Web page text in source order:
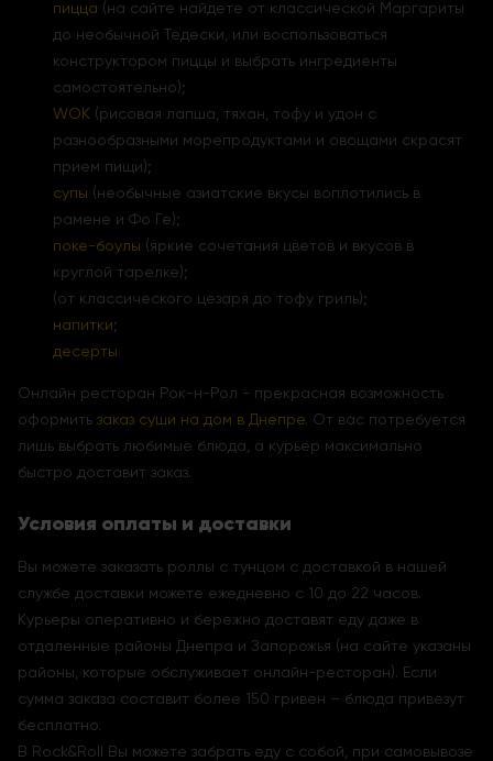
пицца (на сайте найдете от классической Маргариты
до необычной Тедески, или воспользоваться
конструктором пиццы и выбрать ингредиенты
самостоятельно);
WOK (рисовая лапша, тяхан, тофу и удон с
разнообразными морепродуктами и овощами скрасят
прием пищи);
супы (необычные азиатские вкусы воплотились в
рамене и Фо Ге);
поке-боулы (яркие сочетания цветов и вкусов в
круглой тарелке);
(от классического цезаря до тофу гриль);
напитки;
десерты.
Онлайн ресторан Рок-н-Рол - прекрасная возможность
оформить заказ суши на дом в Днепре. От вас потребуется
лишь выбрать любимые блюда, а курьер максимально
быстро доставит заказ.
Условия оплаты и доставки
Вы можете заказать роллы с тунцом с доставкой в нашей
службе доставки можете ежедневно с 10 до 22 часов.
Курьеры оперативно и бережно доставят еду даже в
отдаленные районы Днепра и Запорожья (на сайте указаны
районы, которые обслуживает онлайн-ресторан). Если
сумма заказа составит более 150 гривен – блюда привезут
бесплатно.
В Rock&Roll Вы можете забрать еду с собой, при самовывозе